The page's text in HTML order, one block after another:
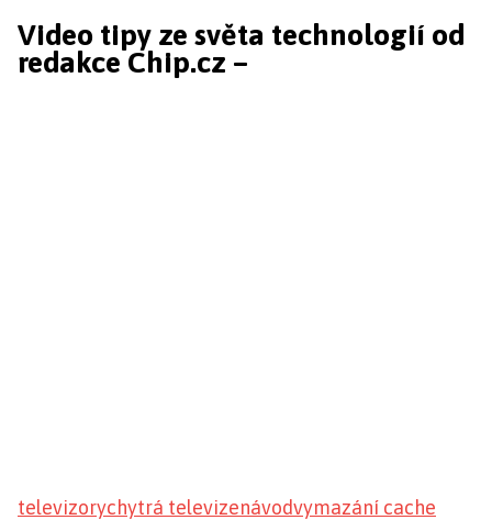
Video tipy ze světa technologií od
redakce Chip.cz –
televizorychytrá televizenávodvymazání cache